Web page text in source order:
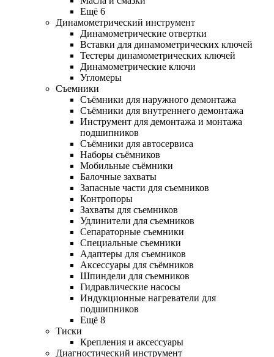
Ещё 6
Динамометрический инструмент
Динамометрические отвертки
Вставки для динамометрических ключей
Тестеры динамометрических ключей
Динамометрические ключи
Угломеры
Съемники
Съёмники для наружного демонтажа
Съёмники для внутреннего демонтажа
Инструмент для демонтажа и монтажа
подшипников
Съёмники для автосервиса
Наборы съёмников
Мобильные съёмники
Балочные захваты
Запасные части для съемников
Контропоры
Захваты для съемников
Удлинители для съемников
Сепараторные съемники
Специальные съемники
Адаптеры для съемников
Аксессуары для съёмников
Шпиндели для съемников
Гидравлические насосы
Индукционные нагреватели для
подшипников
Ещё 8
Тиски
Крепления и аксессуары
Диагностический инструмент